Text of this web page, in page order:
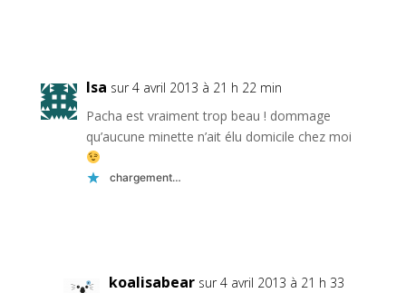
Isa sur 4 avril 2013 à 21 h 22 min
Pacha est vraiment trop beau ! dommage
qu’aucune minette n’ait élu domicile chez moi
chargement…
koalisabear sur 4 avril 2013 à 21 h 33